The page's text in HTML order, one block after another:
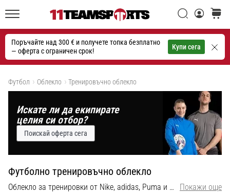
Поръчайте над 300 € и получете топка безплатно
— оферта с ограничен срок!
Купи сега
Търси
Търсене
една
икона
на
скоростта
•
Play
for
More
Подготви
се
за
Футбол Облекло Тренировъчно облекло
Искате ли да екипирате
целия си отбор?
Поискай оферта сега
Футболно тренировъчно облекло
Облекло за тренировки от Nike, adidas, Puma и G-Form, за да ви осигури комфорта, от който се нуждаете, за да постигнете възможно най-добрите резултати! Покажи още
Filtr
Пол
Вид продукт
Подробен вид продукт
Марка
Цена
Покажи продуктите